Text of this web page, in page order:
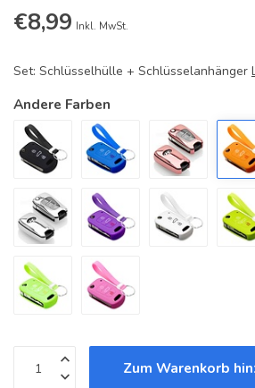
€8,99 Inkl. MwSt.
Set: Schlüsselhülle + Schlüsselanhänger
Andere Farben
Zum Warenkorb